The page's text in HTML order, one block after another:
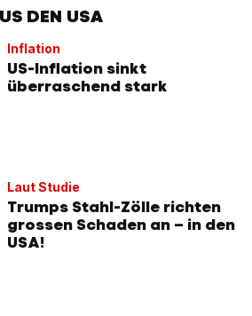
DEN USA
Inflation
US-Inflation sinkt
überraschend stark
Laut Studie
Trumps Stahl-Zölle richten
grossen Schaden an – in den
USA!